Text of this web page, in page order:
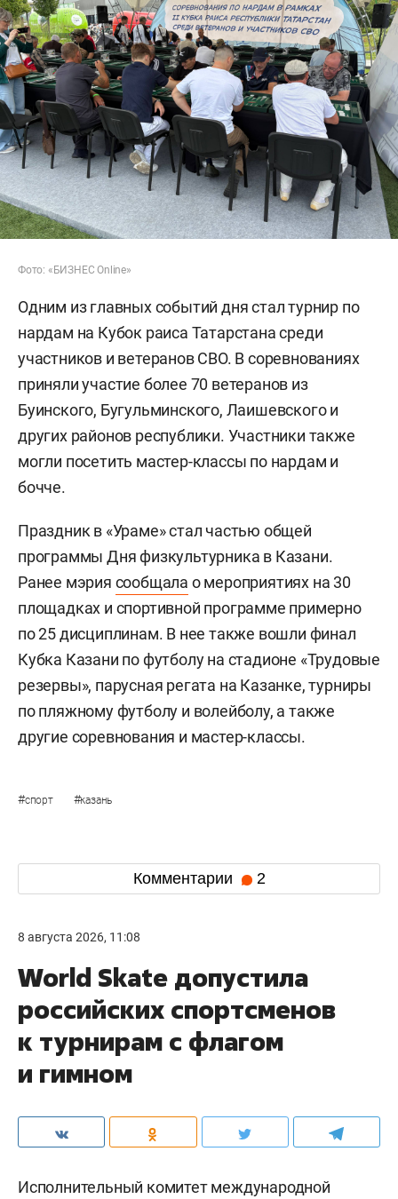
Фото: «БИЗНЕС Online»
Одним из главных событий дня стал турнир по
нардам на Кубок раиса Татарстана среди
участников и ветеранов СВО. В соревнованиях
приняли участие более 70 ветеранов из
Буинского, Бугульминского, Лаишевского и
других районов республики. Участники также
могли посетить мастер-классы по нардам и
бочче.
Праздник в «Ураме» стал частью общей
программы Дня физкультурника в Казани.
Ранее мэрия сообщала о мероприятиях на 30
площадках и спортивной программе примерно
по 25 дисциплинам. В нее также вошли финал
Кубка Казани по футболу на стадионе «Трудовые
резервы», парусная регата на Казанке, турниры
по пляжному футболу и волейболу, а также
другие соревнования и мастер-классы.
#спорт #казань
Комментарии 2
8 августа 2026, 11:08
World Skate допустила
российских спортсменов
к турнирам с флагом
и гимном
Исполнительный комитет международной